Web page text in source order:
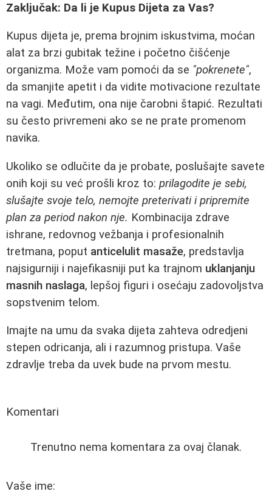
Zaključak: Da li je Kupus Dijeta za Vas?
Kupus dijeta je, prema brojnim iskustvima, moćan
alat za brzi gubitak težine i početno čišćenje
organizma. Može vam pomoći da se "pokrenete",
da smanjite apetit i da vidite motivacione rezultate
na vagi. Međutim, ona nije čarobni štapić. Rezultati
su često privremeni ako se ne prate promenom
navika.
Ukoliko se odlučite da je probate, poslušajte savete
onih koji su već prošli kroz to: prilagodite je sebi,
slušajte svoje telo, nemojte preterivati i pripremite
plan za period nakon nje. Kombinacija zdrave
ishrane, redovnog vežbanja i profesionalnih
tretmana, poput anticelulit masaže, predstavlja
najsigurniji i najefikasniji put ka trajnom uklanjanju
masnih naslaga, lepšoj figuri i osećaju zadovoljstva
sopstvenim telom.
Imajte na umu da svaka dijeta zahteva odredjeni
stepen odricanja, ali i razumnog pristupa. Vaše
zdravlje treba da uvek bude na prvom mestu.
Komentari
Trenutno nema komentara za ovaj članak.
Vaše ime: